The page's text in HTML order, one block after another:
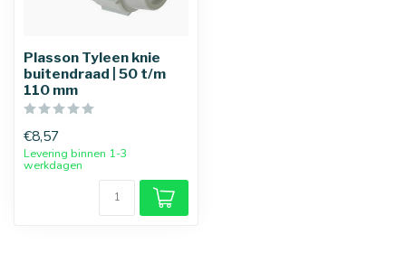
Plasson Tyleen knie
buitendraad | 50 t/m
110 mm
€8,57
Levering binnen 1-3
werkdagen